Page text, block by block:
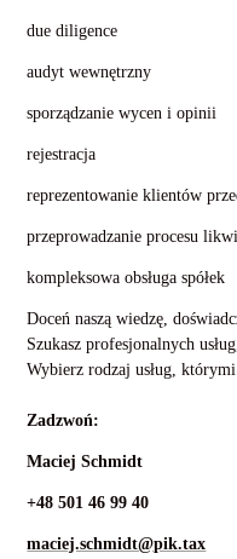
due diligence
audyt wewnętrzny
sporządzanie wycen i opinii
rejestracja
reprezentowanie klientów
przeprowadzanie procesu
kompleksowa obsługa spółek
Doceń naszą wiedzę,
Szukasz profesjonalnych
Wybierz rodzaj usług, którymi
Zadzwoń:
Maciej Schmidt
+48 501 46 99 40
maciej.schmidt@pik.tax